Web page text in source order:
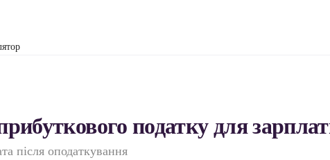
податку для
після оподаткування